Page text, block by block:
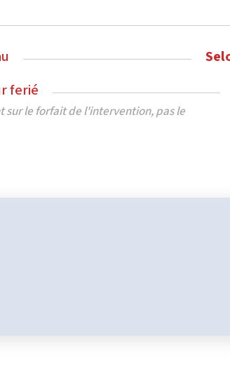
ferié
le forfait de l'intervention, pas le